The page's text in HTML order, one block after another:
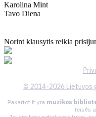
Karolina Mint
Tavo Diena
Norint klausytis reikia
© 2014-2026 Lietuvos
Pakartot.lt yra muzikos
teisės